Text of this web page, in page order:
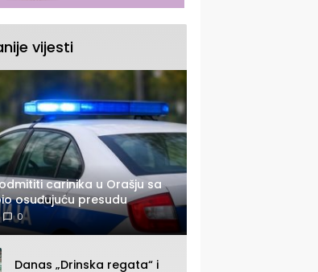
vijesti
carinika u Orašju sa
osuđujuću presudu
0
Danas „Drinska regata“ i